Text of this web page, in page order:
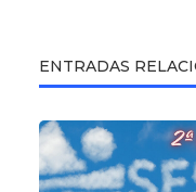
ENTRADAS